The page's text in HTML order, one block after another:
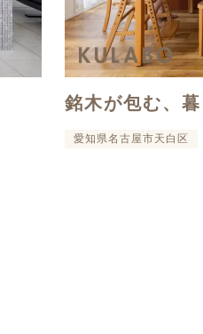
銘木が包む、
愛知県名古屋市天白区